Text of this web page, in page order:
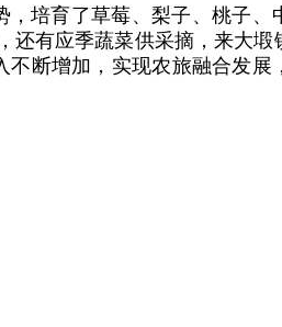
，培育了草莓、梨子、桃子、
还有应季蔬菜供采摘，来大
不断增加，实现农旅融合发展